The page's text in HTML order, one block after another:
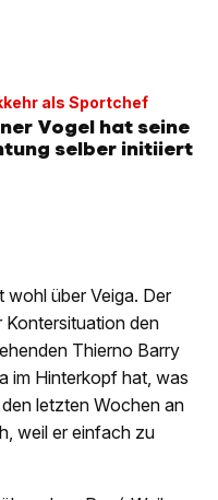
als Sportchef
Vogel hat seine
selber initiiert
wohl über Veiga. Der
Kontersituation den
Thierno Barry
im Hinterkopf hat, was
letzten Wochen an
weil er einfach zu